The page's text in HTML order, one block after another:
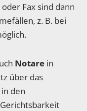
Fax sind dann
z. B. bei
Notare in
über das
den